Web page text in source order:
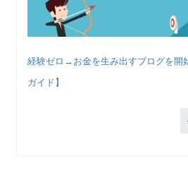
経験ゼロ→お金を生み出すブログを開
ガイド】